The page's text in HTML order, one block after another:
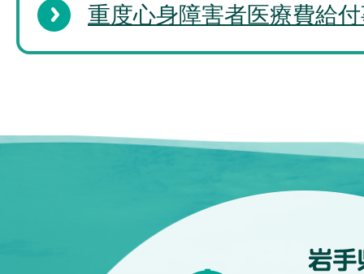
重度心身障害者医療費給